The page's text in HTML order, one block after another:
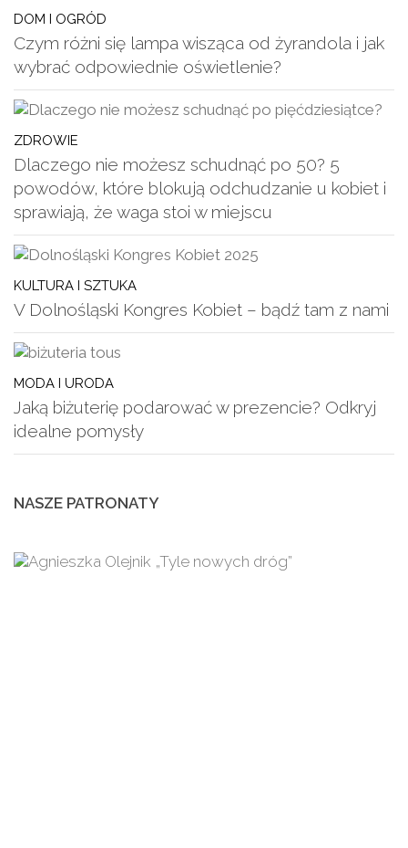
DOM I OGRÓD
Czym różni się lampa wisząca od żyrandola i jak
wybrać odpowiednie oświetlenie?
ZDROWIE
Dlaczego nie możesz schudnąć po 50? 5
powodów, które blokują odchudzanie u kobiet i
sprawiają, że waga stoi w miejscu
KULTURA I SZTUKA
V Dolnośląski Kongres Kobiet – bądź tam z nami
MODA I URODA
Jaką biżuterię podarować w prezencie? Odkryj
idealne pomysły
NASZE PATRONATY